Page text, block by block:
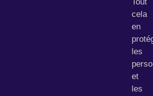
cela
en
les
et
les